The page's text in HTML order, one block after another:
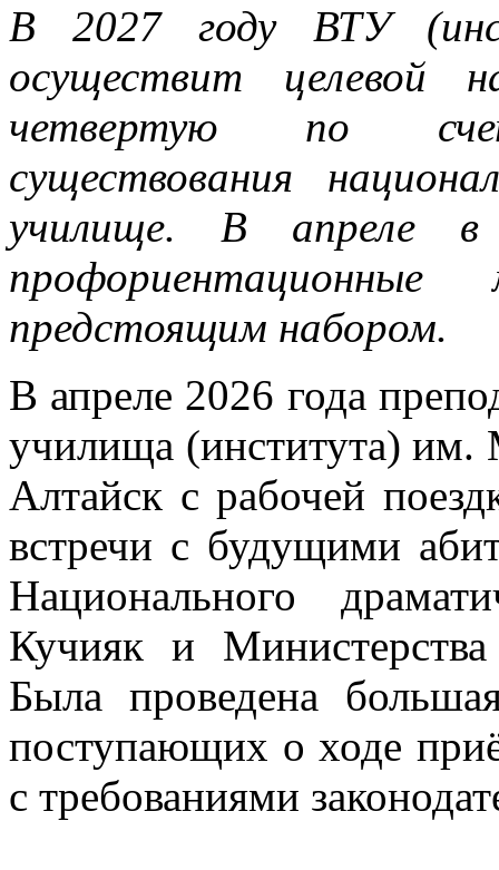
В 2027 году ВТУ
осуществит целевой
четвертую по
существования
училище. В апреле в
предстоящим набором.
В апреле 2026 года
училища (института)
Алтайск с рабочей
встречи с будущими
Национального
Кучияк и
Была проведена
поступающих о ходе
с требованиями